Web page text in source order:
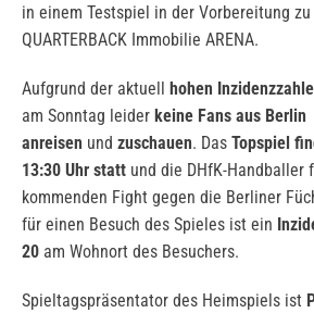
in einem Testspiel in der Vorbereitung
QUARTERBACK Immobilie ARENA.
Aufgrund der aktuell hohen
am Sonntag leider keine Fans aus Berlin
anreisen und zuschauen. Das Topspiel
13:30 Uhr statt und die DHfK-Handballer
kommenden Fight gegen die Berliner
für einen Besuch des Spieles ist ein
20 am Wohnort des Besuchers.
Spieltagspräsentator des Heimspiels ist